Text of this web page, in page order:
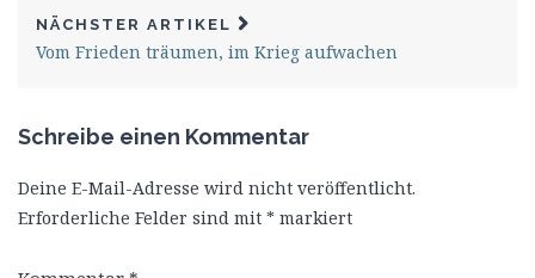
NÄCHSTER ARTIKEL
Vom Frieden träumen, im Krieg aufwachen
Schreibe einen Kommentar
Deine E-Mail-Adresse wird nicht veröffentlicht.
Erforderliche Felder sind mit * markiert